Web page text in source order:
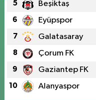
5 Beşiktaş
6 Eyüpspor
7 Galatasaray
8 Çorum FK
9 Gaziantep FK
10 Alanyaspor